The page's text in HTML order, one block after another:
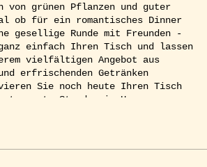
von grünen Pflanzen und guter
ob für ein romantisches Dinner
gesellige Runde mit Freunden -
einfach Ihren Tisch und lassen
vielfältigen Angebot aus
erfrischenden Getränken
Sie noch heute Ihren Tisch
Stunden im Herzen von